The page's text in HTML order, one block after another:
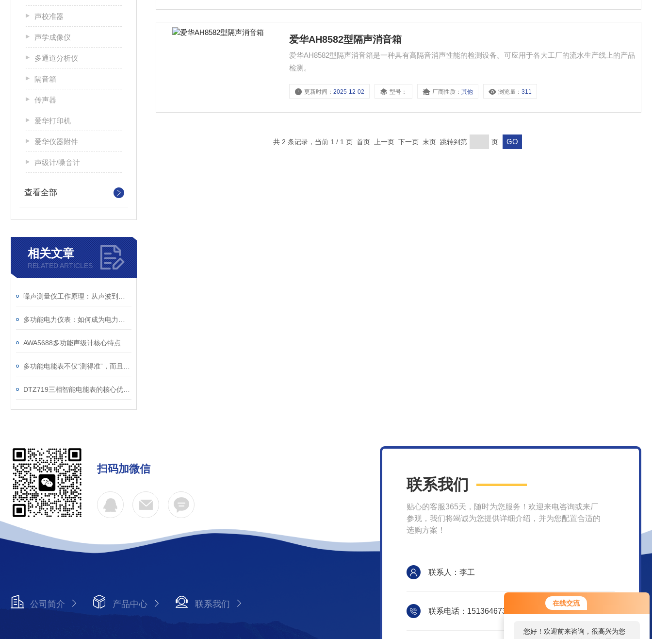
在线交流
您好！欢迎前来咨询，很高兴为您
声校准器
声学成像仪
多通道分析仪
隔音箱
传声器
爱华打印机
爱华仪器附件
声级计/噪音计
查看全部
相关文章
RELATED ARTICLES
爱华AH8582型隔声消音箱
爱华AH8582型隔声消音箱是一种具有高隔音消声性能的检测设备。可应用于各大工厂的流水生产线上的产品
检测。
更新时间：2025-12-02 型号： 厂商性质：其他 浏览量：311
共 2 条记录，当前 1 / 1 页 首页 上一页 下一页 末页 跳转到第 页
扫码加微信
公司简介 产品中心 联系我们
联系我们
贴心的客服365天，随时为您服务！欢迎来电咨询或来厂
参观，我们将竭诚为您提供详细介绍，并为您配置合适的
选购方案！
联系人：李工
联系电话：15136467301